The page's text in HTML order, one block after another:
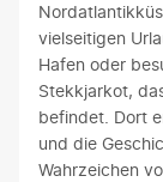
vielseitigen
Hafen oder
Stekkjarkot,
befindet. Dort
und die
Wahrzeichen